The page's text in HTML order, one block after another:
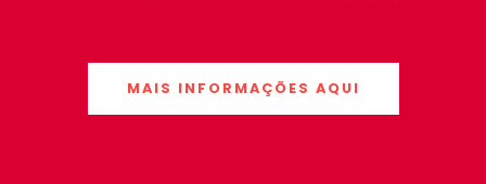
MAIS INFORMAÇÕES AQUI